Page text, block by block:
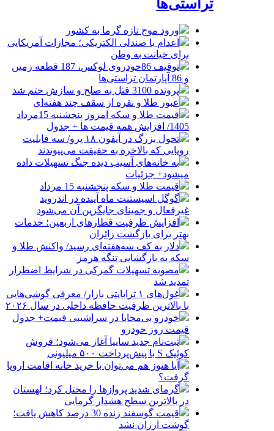
تراستی‌ها
ورود موج تازه گرما به کشور
اعدام با صندلی الکتریکی؛ مجازات آمریکایی
برای خیانت به وطن
توقیف 86خودروی لوکس، 187 قطعه زمین
و 86 آپارتمان تراستی‌ها
پرونده 3100 قتل به صلح و سازش ختم شد
عبور طلا و نقره از سقف چند هفته‌ای
قیمت طلا و سکه امروز پنجشنبه 15مرداد
1405/ افزایش همه قیمت ها + جدول
تحول بزرگ در آیفون ۱۸ پرو/ سه قابلیت
رویایی که بالاخره به حقیقت می‌پیوندند
به خانه‌های آسیب دیده جنگ تسهیلات داده
میشود+ جزئیات
قیمت طلا و سکه پنجشنبه 15 مرداد
گوگل اسیستنت ماه آینده در اندروید
غیرفعال و جمینای جایگزین آن می‌شود
افزایش ظرفیت قطارهای اربعین؛ خدمات
بهتر برای بازگشت زائران
دلار به کف سه‌هفته‌ای رسید/ واکنش طلا و
سکه به بازگشایی تنگه هرمز
مصوبه تسهیلات گمرکی در شرایط اضطرار
تمدید شد
غول‌های ۱ ترابایتی بازار/ معرفی گوشی‌هایی
با بالاترین ظرفیت حافظه داخلی در سال ۲۰۲۶
خودرو بی‌محابا در سراشیبی قیمت+ جدول
قیمت روز خودرو
ثبت‌نام جدید سایپا آغاز می‌شود؛ فروش
کوئیک S با پیش‌پرداخت ۵۰۰ میلیونی
آیا هنوز هم می‌توان با خرید خانه اقامت اروپا
گرفت؟
گرمای شدید پروازها را مختل کرد؛ لهستان
در بالاترین سطح هشدار گرمایی
قیمت گوسفند زنده 30 درصد کاهش یافت؛
گوشت ارزان نشد